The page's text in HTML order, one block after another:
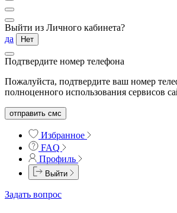
Выйти из Личного кабинета?
да
Нет
Подтвердите номер телефона
Пожалуйста, подтвердите ваш номер
полноценного использования сервисов
отправить смс
Избранное
FAQ
Профиль
Выйти
Задать вопрос